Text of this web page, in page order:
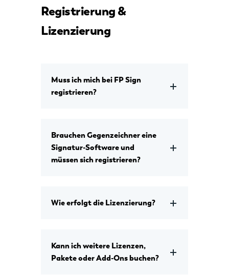
Registrierung &
Lizenzierung
Muss ich mich bei FP Sign
registrieren?
Brauchen Gegenzeichner eine
Signatur-Software und
müssen sich registrieren?
Wie erfolgt die Lizenzierung?
Kann ich weitere Lizenzen,
Pakete oder Add-Ons buchen?